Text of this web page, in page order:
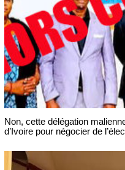
Non, cette délégation
d’Ivoire pour négocier de